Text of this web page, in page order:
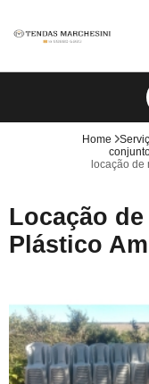
Home
locação de
Locação
Plástico